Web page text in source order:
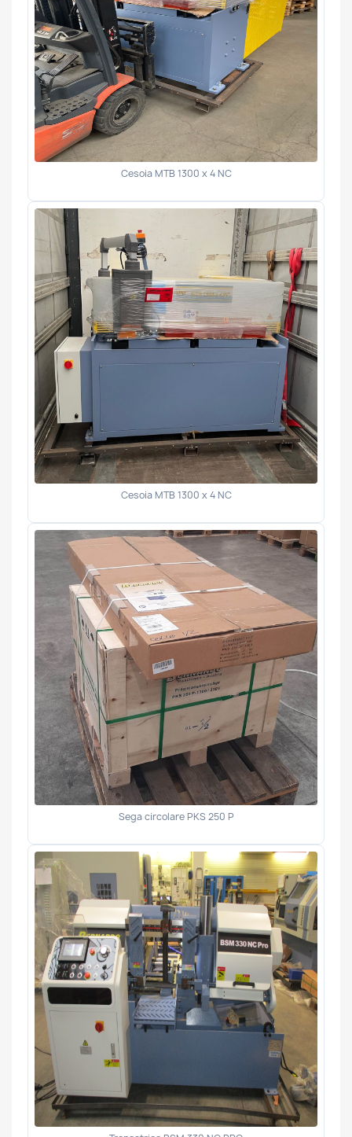
Cesoia MTB 1300 x 4 NC
Cesoia MTB 1300 x 4 NC
Sega circolare PKS 250 P